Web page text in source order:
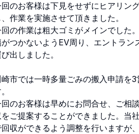
のお客様は下見をせずにヒアリン
、作業を実施させて頂きました。
の作業は粗大ゴミがメインでした
つかないようEV周り、エントラン
出しました。
崎市では一時多量ごみの搬入申請を
のお客様は早めにお問合せ、ご相
をご提案することができました。当
回収ができるよう調整を行いますが